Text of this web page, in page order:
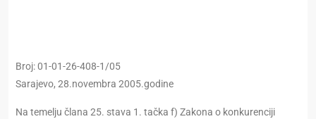
Brој: 01-01-26-408-1/05
Sаrајеvо, 28.novembra 2005.godine
Na temelju člana 25. stava 1. tačka f) Zakona o konkurenciji